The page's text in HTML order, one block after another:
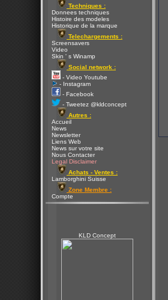
Techniques :
Donnees techniques
Histoire des modeles
Historique de la marque
Telechargements :
Screensavers
Video
Skin ' s Winamp
Social network :
- Video Youtube
- Instagram
- Facebook
- Tweetez @kldconcept
Autres :
Accueil
News
Newsletter
Liens Web
News sur votre site
Nous Contacter
Legal Disclaimer
Achats - Ventes :
Lamborghini Suisse
Zone Membre :
Compte
KLD Concept